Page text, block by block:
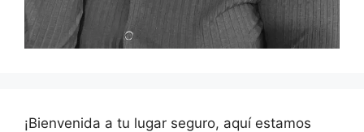
¡Bienvenida a tu lugar seguro, aquí estamos